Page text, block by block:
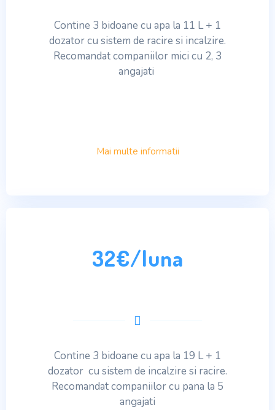
Contine 3 bidoane cu apa la 11 L + 1
dozator cu sistem de racire si incalzire.
Recomandat companiilor mici cu 2, 3
angajati
Mai multe informatii
32€/luna
Contine 3 bidoane cu apa la 19 L + 1
dozator cu sistem de incalzire si racire.
Recomandat companiilor cu pana la 5
angajati